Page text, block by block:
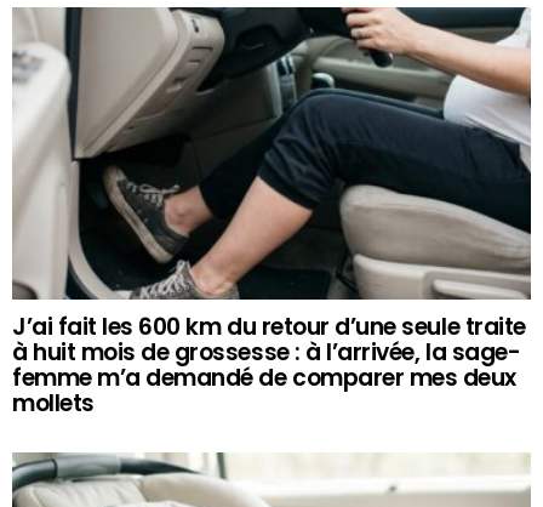
J’ai fait les 600 km du retour d’une seule traite
à huit mois de grossesse : à l’arrivée, la sage-
femme m’a demandé de comparer mes deux
mollets